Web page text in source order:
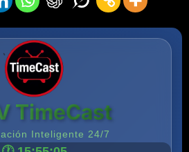
TimeCast
Inteligente 24/7